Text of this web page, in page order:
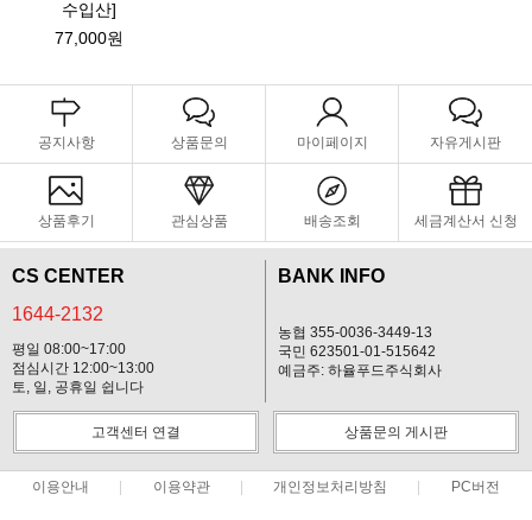
수입산]
77,000원
공지사항 상품문의 마이페이지 자유게시판
상품후기 관심상품 배송조회 세금계산서 신청
CS CENTER
1644-2132
평일 08:00~17:00
점심시간 12:00~13:00
토, 일, 공휴일 쉽니다
BANK INFO
농협 355-0036-3449-13
국민 623501-01-515642
예금주: 하율푸드주식회사
고객센터 연결 상품문의 게시판
이용안내 이용약관 개인정보처리방침 PC버전